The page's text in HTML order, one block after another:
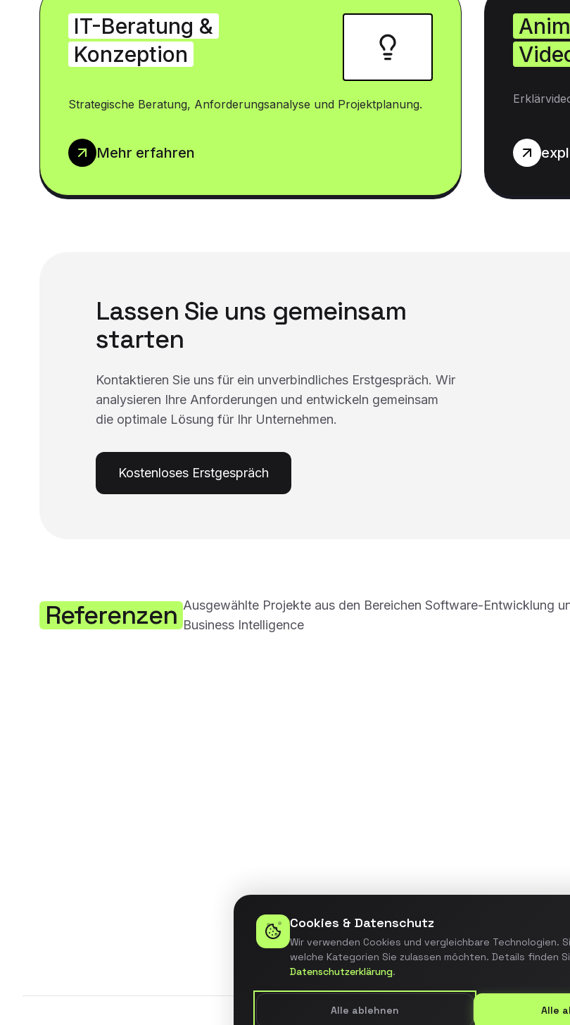
IT-Beratung &
Konzeption
Strategische Beratung, Anforderungsanalyse und Projektplanung.
Mehr erfahren
Lassen Sie uns gemeinsam
starten
Kontaktieren Sie uns für ein unverbindliches Erstgespräch. Wir
analysieren Ihre Anforderungen und entwickeln gemeinsam
die optimale Lösung für Ihr Unternehmen.
Kostenloses Erstgespräch
Referenzen Ausgewählte Projekte aus den Bereichen Software-Entwicklung
Business Intelligence
Details ansehen
Cookies & Datenschutz
Wir verwenden Cookies und vergleichbare Technologien.
welche Kategorien Sie zulassen möchten. Details finden
Datenschutzerklärung.
Alle ablehnen Alle